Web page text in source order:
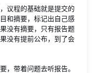
议程的基础就是提交的
和摘要，标记出自己感
没有摘要，只有报告题
没有提前公布，到了会
，带着问题去听报告。